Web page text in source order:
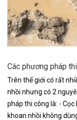
Các phương pháp
Trên thế giới có rất
nhồi nhưng có 2
pháp thi công là: -
khoan nhồi không